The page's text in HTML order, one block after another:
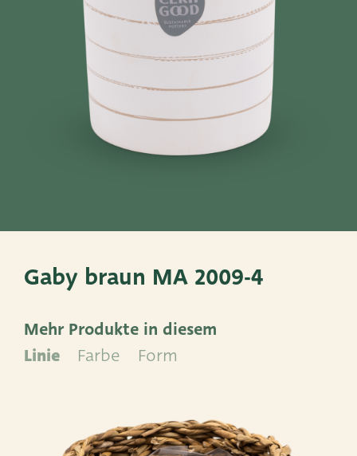
Töpfe Körbe
Sehen Sie sich diese an
Very Potter
ADRES
Leemolen 70
Gaby braun MA 2009-4
Mehr Produkte in diesem
Linie
Farbe Form